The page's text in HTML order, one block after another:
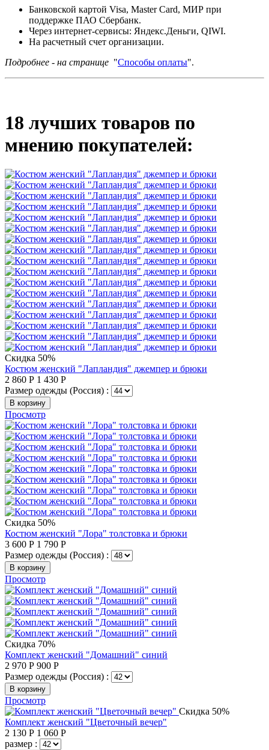
Банковской картой Visa, Master Card, МИР при
поддержке ПАО Сбербанк.
Через интернет-сервисы: Яндекс.Деньги, QIWI.
На расчетный счет организации.
Подробнее - на странице "Способы оплаты".
18 лучших товаров по
мнению покупателей:
Скидка 50%
Костюм женский "Лапландия" джемпер и брюки
2 860 Р 1 430 Р
Размер одежды (Россия) :
В корзину
Просмотр
Скидка 50%
Костюм женский "Лора" толстовка и брюки
3 600 Р 1 790 Р
Размер одежды (Россия) :
В корзину
Просмотр
Скидка 70%
Комплект женский "Домашний" синий
2 970 Р 900 Р
Размер одежды (Россия) :
В корзину
Просмотр
Скидка 50%
Комплект женский "Цветочный вечер"
2 130 Р 1 060 Р
размер :